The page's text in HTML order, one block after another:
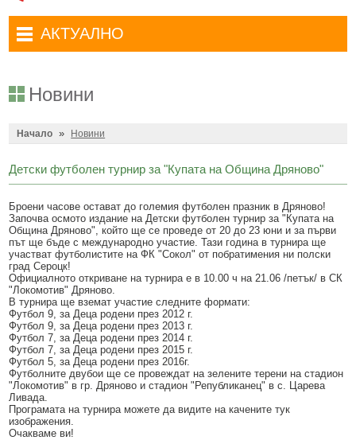
Достъп до информация
Антикорупция
Профил на купувача
Общ устройствен план
Общинско предприятие Чисто Дряново
Общинско предприятие Зелено Дряново
Общинска собственост
Финанси и бюджет
Култура
Образование
Социални дейности
Здравеопазване
Туристически маршрути
Туристически информационен център
Съобщения
Новини
Начало » Новини
Детски футболен турнир за "Купата на Община Дряново"
Броени часове остават до големия футболен празник в Дряново!
Започва осмото издание на Детски футболен турнир за "Купата на
Община Дряново", който ще се проведе от 20 до 23 юни и за първи
път ще бъде с международно участие. Тази година в турнира ще
участват футболистите на ФК "Сокол" от побратимения ни полски
град Сероцк!
Официалното откриване на турнира е в 10.00 ч на 21.06 /петък/ в СК
"Локомотив" Дряново.
В турнира ще вземат участие следните формати:
Футбол 9, за Деца родени през 2012 г.
Футбол 9, за Деца родени през 2013 г.
Футбол 7, за Деца родени през 2014 г.
Футбол 7, за Деца родени през 2015 г.
Футбол 5, за Деца родени през 2016г.
Футболните двубои ще се провеждат на зелените терени на стадион
"Локомотив" в гр. Дряново и стадион "Републиканец" в с. Царева
Ливада.
Програмата на турнира можете да видите на качените тук
изображения.
Очакваме ви!
Комплексно административно обслужване
АКТУАЛНО
Местни избори 2023 година
Общинска избирателна комисия мандат 2023-2027 г.
COVID-19 (Коронавирус)
Приют за безстопанствени кучета
Красиво Дряново
Новини
Обяви и съобщения
Местни данъци и такси - информация и обяви
Проверка и плащане на задължения за данъци и такси
Списъци на длъжници